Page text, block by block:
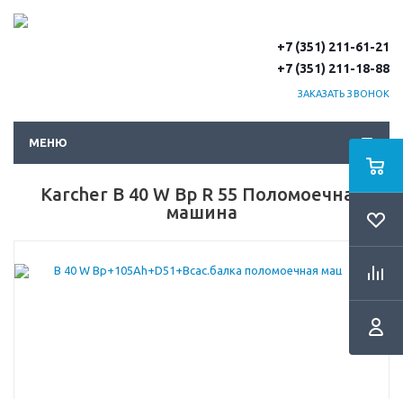
+7 (351) 211-61-21
+7 (351) 211-18-88
ЗАКАЗАТЬ ЗВОНОК
МЕНЮ
Karcher B 40 W Bp R 55 Поломоечная
машина